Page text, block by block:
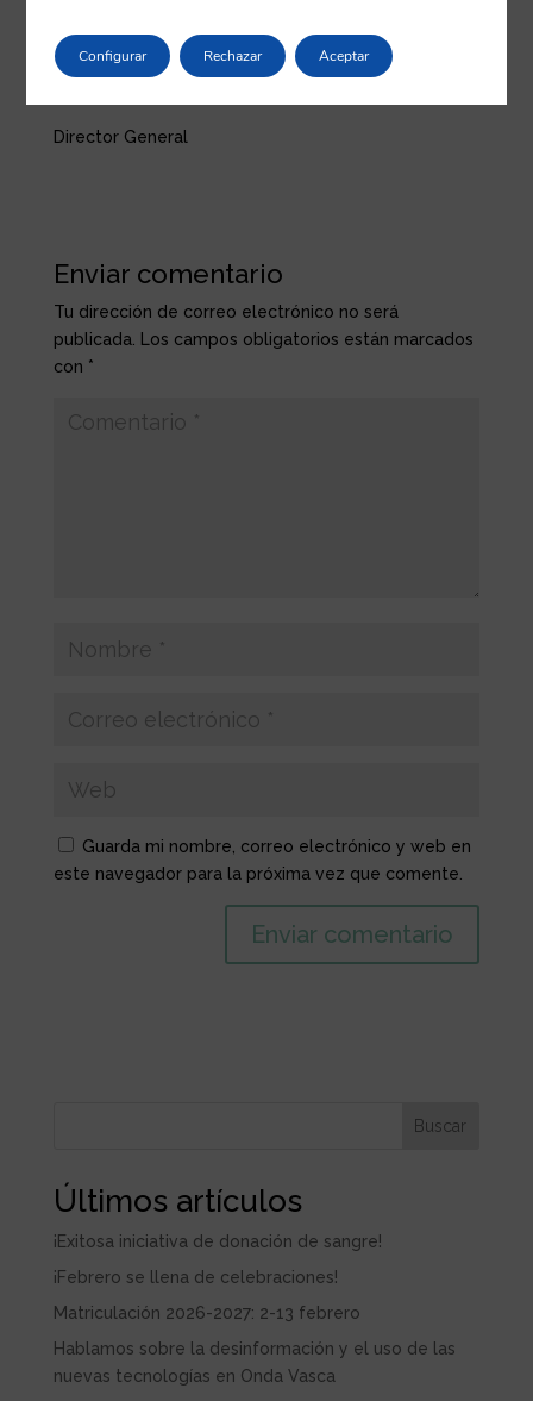
hombres.
Director General
Enviar comentario
Tu dirección de correo electrónico no será
publicada.
Los campos obligatorios están marcados
con *
Guarda mi nombre, correo electrónico y web en
este navegador para la próxima vez que comente.
Buscar
Últimos artículos
¡Exitosa iniciativa de donación de sangre!
¡Febrero se llena de celebraciones!
Matriculación 2026-2027: 2-13 febrero
Hablamos sobre la desinformación y el uso de las
nuevas tecnologías en Onda Vasca
Aceptar
Rechazar
Configurar